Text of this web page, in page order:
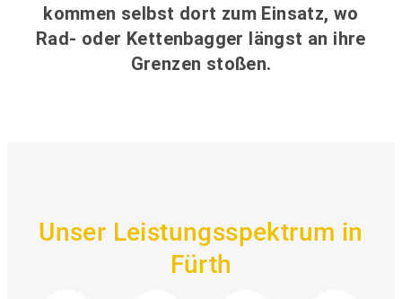
kommen selbst dort zum Einsatz, wo
Rad- oder Kettenbagger längst an ihre
Grenzen stoßen.
Unser Leistungsspektrum in
Fürth